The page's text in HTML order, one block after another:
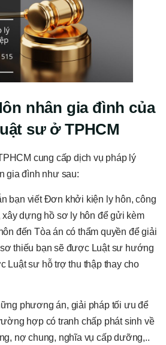
nhân gia đình của
sư ở TPHCM
cung cấp dịch vụ pháp lý
gia đình như sau:
bạn viết Đơn khởi kiện ly hôn, công
xây dựng hồ sơ ly hôn để gửi kèm
đến Tòa án có thẩm quyền để giải
thiếu bạn sẽ được Luật sư hướng
Luật sư hỗ trợ thu thập thay cho
phương án, giải pháp tối ưu để
hợp có tranh chấp phát sinh về
nợ chung, nghĩa vụ cấp dưỡng,..